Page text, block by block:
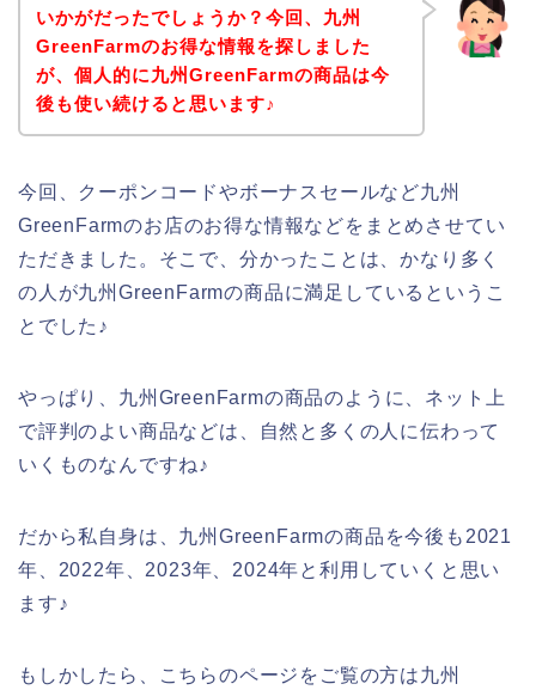
いかがだったでしょうか？今回、九州
GreenFarmのお得な情報を探しました
が、個人的に九州GreenFarmの商品は今
後も使い続けると思います♪
今回、クーポンコードやボーナスセールなど九州
GreenFarmのお店のお得な情報などをまとめさせてい
ただきました。そこで、分かったことは、かなり多く
の人が九州GreenFarmの商品に満足しているというこ
とでした♪
やっぱり、九州GreenFarmの商品のように、ネット上
で評判のよい商品などは、自然と多くの人に伝わって
いくものなんですね♪
だから私自身は、九州GreenFarmの商品を今後も2021
年、2022年、2023年、2024年と利用していくと思い
ます♪
もしかしたら、こちらのページをご覧の方は九州